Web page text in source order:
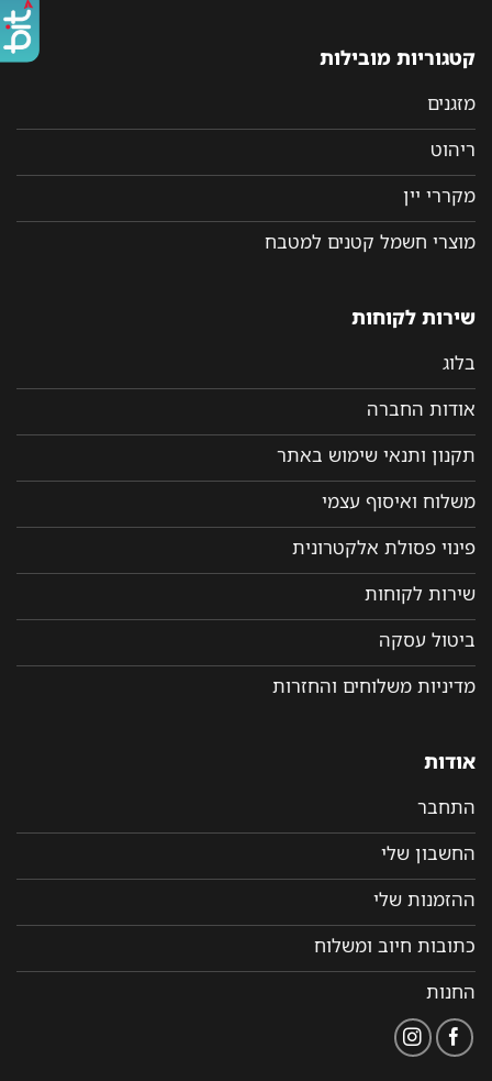
קטגוריות מובילות
מזגנים
ריהוט
מקררי יין
מוצרי חשמל קטנים למטבח
שירות לקוחות
בלוג
אודות החברה
תקנון ותנאי שימוש באתר
משלוח ואיסוף עצמי
פינוי פסולת אלקטרונית
שירות לקוחות
ביטול עסקה
מדיניות משלוחים והחזרות
אודות
התחבר
החשבון שלי
ההזמנות שלי
כתובות חיוב ומשלוח
החנות